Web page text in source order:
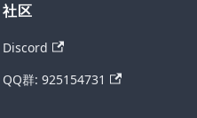
社区
Discord
QQ群: 925154731